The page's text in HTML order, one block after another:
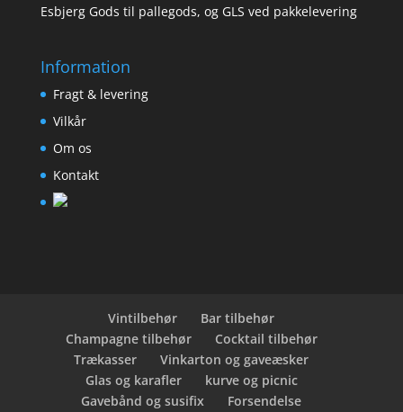
Esbjerg Gods til pallegods, og GLS ved pakkelevering
Information
Fragt & levering
Vilkår
Om os
Kontakt
Vintilbehør
Bar tilbehør
Champagne tilbehør
Cocktail tilbehør
Trækasser
Vinkarton og gaveæsker
Glas og karafler
kurve og picnic
Gavebånd og susifix
Forsendelse